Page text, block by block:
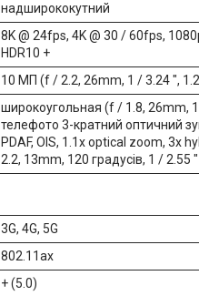
надширококутний
8K @ 24fps, 4K @ 30 / 60fps,
HDR10 +
10 МП (f / 2.2, 26mm, 1 / 3.24 ",
широкоугольная (f / 1.8, 26mm, 1
телефото 3-кратний оптичний
PDAF, OIS, 1.1x optical zoom, 3x
2.2, 13mm, 120 градусів, 1 /
3G, 4G, 5G
802.11ax
+ (5.0)